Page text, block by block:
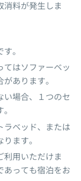
消料が発生しま
。
てはソファーベッ
あります。
い場合、１つのセ
ラベッド、または
ます。
利用いただけま
あっても宿泊をお